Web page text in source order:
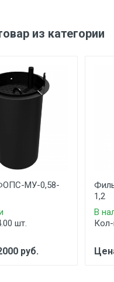
из категории
МУ-0,58-
шт.
руб.
1,2
В
Кол-